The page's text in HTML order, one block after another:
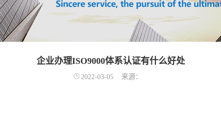
企业办理ISO9000体系认证有什么好处
2022-03-05 来源：
理体系认证
ISO14001环境管
理体系认证
OHSAS18001职
业健康安全管理
ISO27001信息安